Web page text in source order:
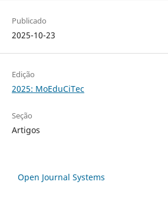
Publicado
2025-10-23
Edição
2025: MoEduCiTec
Seção
Artigos
Open Journal Systems